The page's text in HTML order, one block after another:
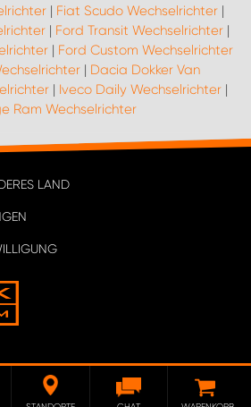
| Fiat Scudo Wechselrichter |
| Ford Transit Wechselrichter|
| Ford Custom Wechselrichter
| Dacia Dokker Van
| Iveco Daily Wechselrichter|
Ram Wechselrichter
LAND